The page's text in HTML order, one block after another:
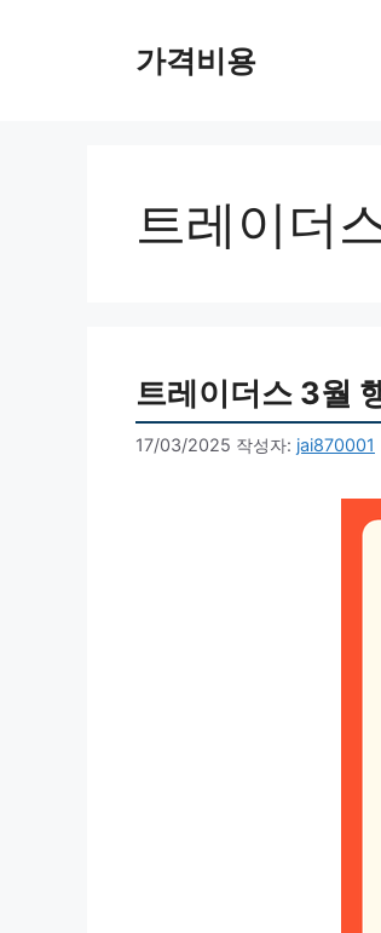
가격비용
트레이더
트레이더스 3월
17/03/2025 작성자: jai870001